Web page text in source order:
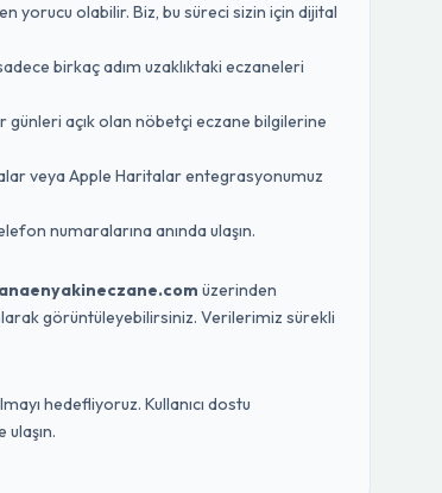
yorucu olabilir. Biz, bu süreci sizin için dijital
birkaç adım uzaklıktaki eczaneleri
açık olan nöbetçi eczane bilgilerine
veya Apple Haritalar entegrasyonumuz
numaralarına anında ulaşın.
üzerinden
görüntüleyebilirsiniz. Verilerimiz sürekli
hedefliyoruz. Kullanıcı dostu